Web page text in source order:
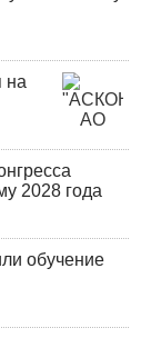
на
2028 года
обучение